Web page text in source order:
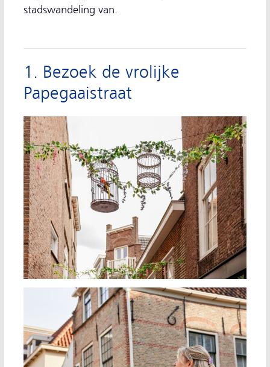
stadswandeling van.
1. Bezoek de vrolijke
Papegaaistraat